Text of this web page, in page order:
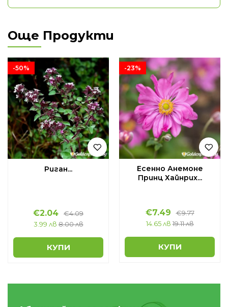
Още Продукти
-50%
Риган...
€2.04 €4.09
3.99 лв 8.00 лв
КУПИ
-23%
Eсенно Анемоне
Принц Хайнрих...
€7.49 €9.77
14.65 лв 19.11 лв
КУПИ